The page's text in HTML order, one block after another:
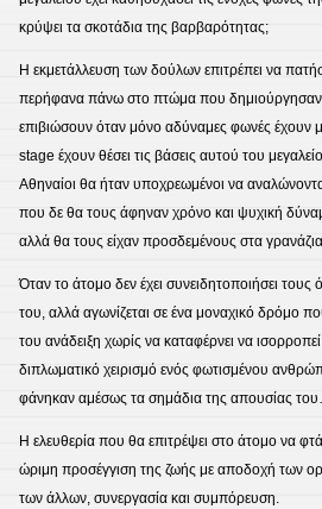
κρύψει τα σκοτάδια της βαρβαρότητας;
Η εκμετάλλευση των δούλων επιτρέπει να
περήφανα πάνω στο πτώμα που δημιούργησαν
επιβιώσουν όταν μόνο αδύναμες φωνές έχουν
stage έχουν θέσει τις βάσεις αυτού του
Αθηναίοι θα ήταν υποχρεωμένοι να αναλώνονται
που δε θα τους άφηναν χρόνο και ψυχική
αλλά θα τους είχαν προσδεμένους στα
Όταν το άτομο δεν έχει συνειδητοποιήσει τους
του, αλλά αγωνίζεται σε ένα μοναχικό δρόμο
του ανάδειξη χωρίς να καταφέρνει να
διπλωματικό χειρισμό ενός φωτισμένου
φάνηκαν αμέσως τα σημάδια της απουσίας
Η ελευθερία που θα επιτρέψει στο άτομο να
ώριμη προσέγγιση της ζωής με αποδοχή των
των άλλων, συνεργασία και συμπόρευση.